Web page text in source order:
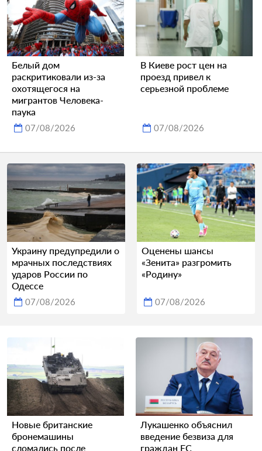
Белый дом
раскритиковали из-за
охотящегося на
мигрантов Человека-
паука
07/08/2026
В Киеве рост цен на
проезд привел к
серьезной проблеме
07/08/2026
Украину предупредили о
мрачных последствиях
ударов России по
Одессе
07/08/2026
Оценены шансы
«Зенита» разгромить
«Родину»
07/08/2026
Новые британские
бронемашины
сломались после
Лукашенко объяснил
введение безвиза для
граждан ЕС